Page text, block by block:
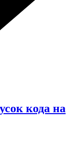
кода на